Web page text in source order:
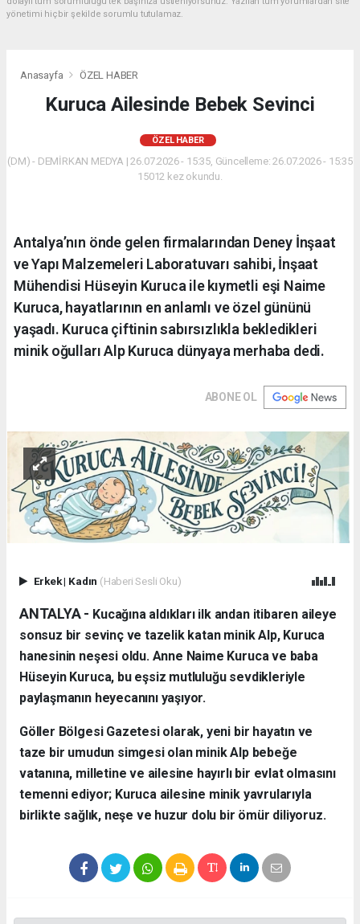
yönetimi hiçbir şekilde sorumlu tutulamaz.
Anasayfa ÖZEL HABER
Kuruca Ailesinde Bebek Sevinci
ÖZEL HABER
(DM) - DEMİRKAN MEDYA | 26.07.2026 - 15:35, Güncelleme: 26.07.2026 - 15:35
15012 kez okundu.
Antalya’nın önde gelen firmalarından Deney İnşaat
ve Yapı Malzemeleri Laboratuvarı sahibi, İnşaat
Mühendisi Hüseyin Kuruca ile kıymetli eşi Naime
Kuruca, hayatlarının en anlamlı ve özel gününü
yaşadı. Kuruca çiftinin sabırsızlıkla bekledikleri
minik oğulları Alp Kuruca dünyaya merhaba dedi.
ABONE OL
Erkek| Kadın (Haberi Sesli Oku)
ANTALYA - ​ Kucağına aldıkları ilk andan itibaren aileye
sonsuz bir sevinç ve tazelik katan minik Alp, Kuruca
hanesinin neşesi oldu. Anne Naime Kuruca ve baba
Hüseyin Kuruca, bu eşsiz mutluluğu sevdikleriyle
paylaşmanın heyecanını yaşıyor.
​Göller Bölgesi Gazetesi olarak, yeni bir hayatın ve
taze bir umudun simgesi olan minik Alp bebeğe
vatanına, milletine ve ailesine hayırlı bir evlat olmasını
temenni ediyor; Kuruca ailesine minik yavrularıyla
birlikte sağlık, neşe ve huzur dolu bir ömür diliyoruz.